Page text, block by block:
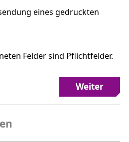
eines gedruckten
Felder sind Pflichtfelder.
Weiter